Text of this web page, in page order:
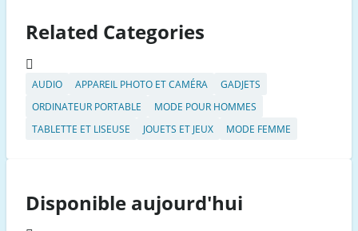
Related Categories
AUDIO APPAREIL PHOTO ET CAMÉRA
GADJETS
ORDINATEUR PORTABLE
MODE POUR HOMMES
TABLETTE ET LISEUSE
JOUETS ET JEUX MODE FEMME
Disponible aujourd'hui